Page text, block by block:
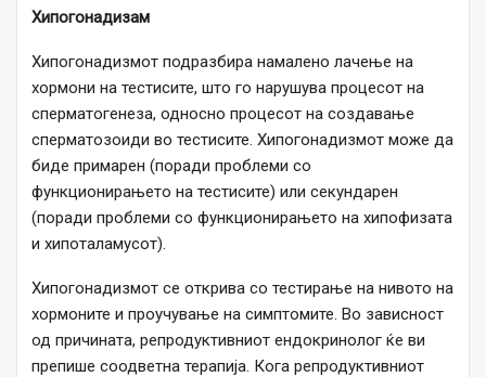
Хипогонадизам
Хипогонадизмот подразбира намалено лачење на
хормони на тестисите, што го нарушува процесот на
сперматогенеза, односно процесот на создавање
сперматозоиди во тестисите. Хипогонадизмот може да
биде примарен (поради проблеми со
функционирањето на тестисите) или секундарен
(поради проблеми со функционирањето на хипофизата
и хипоталамусот).
Хипогонадизмот се открива со тестирање на нивото на
хормоните и проучување на симптомите. Во зависност
од причината, репродуктивниот ендокринолог ќе ви
препише соодветна терапија. Кога репродуктивниот